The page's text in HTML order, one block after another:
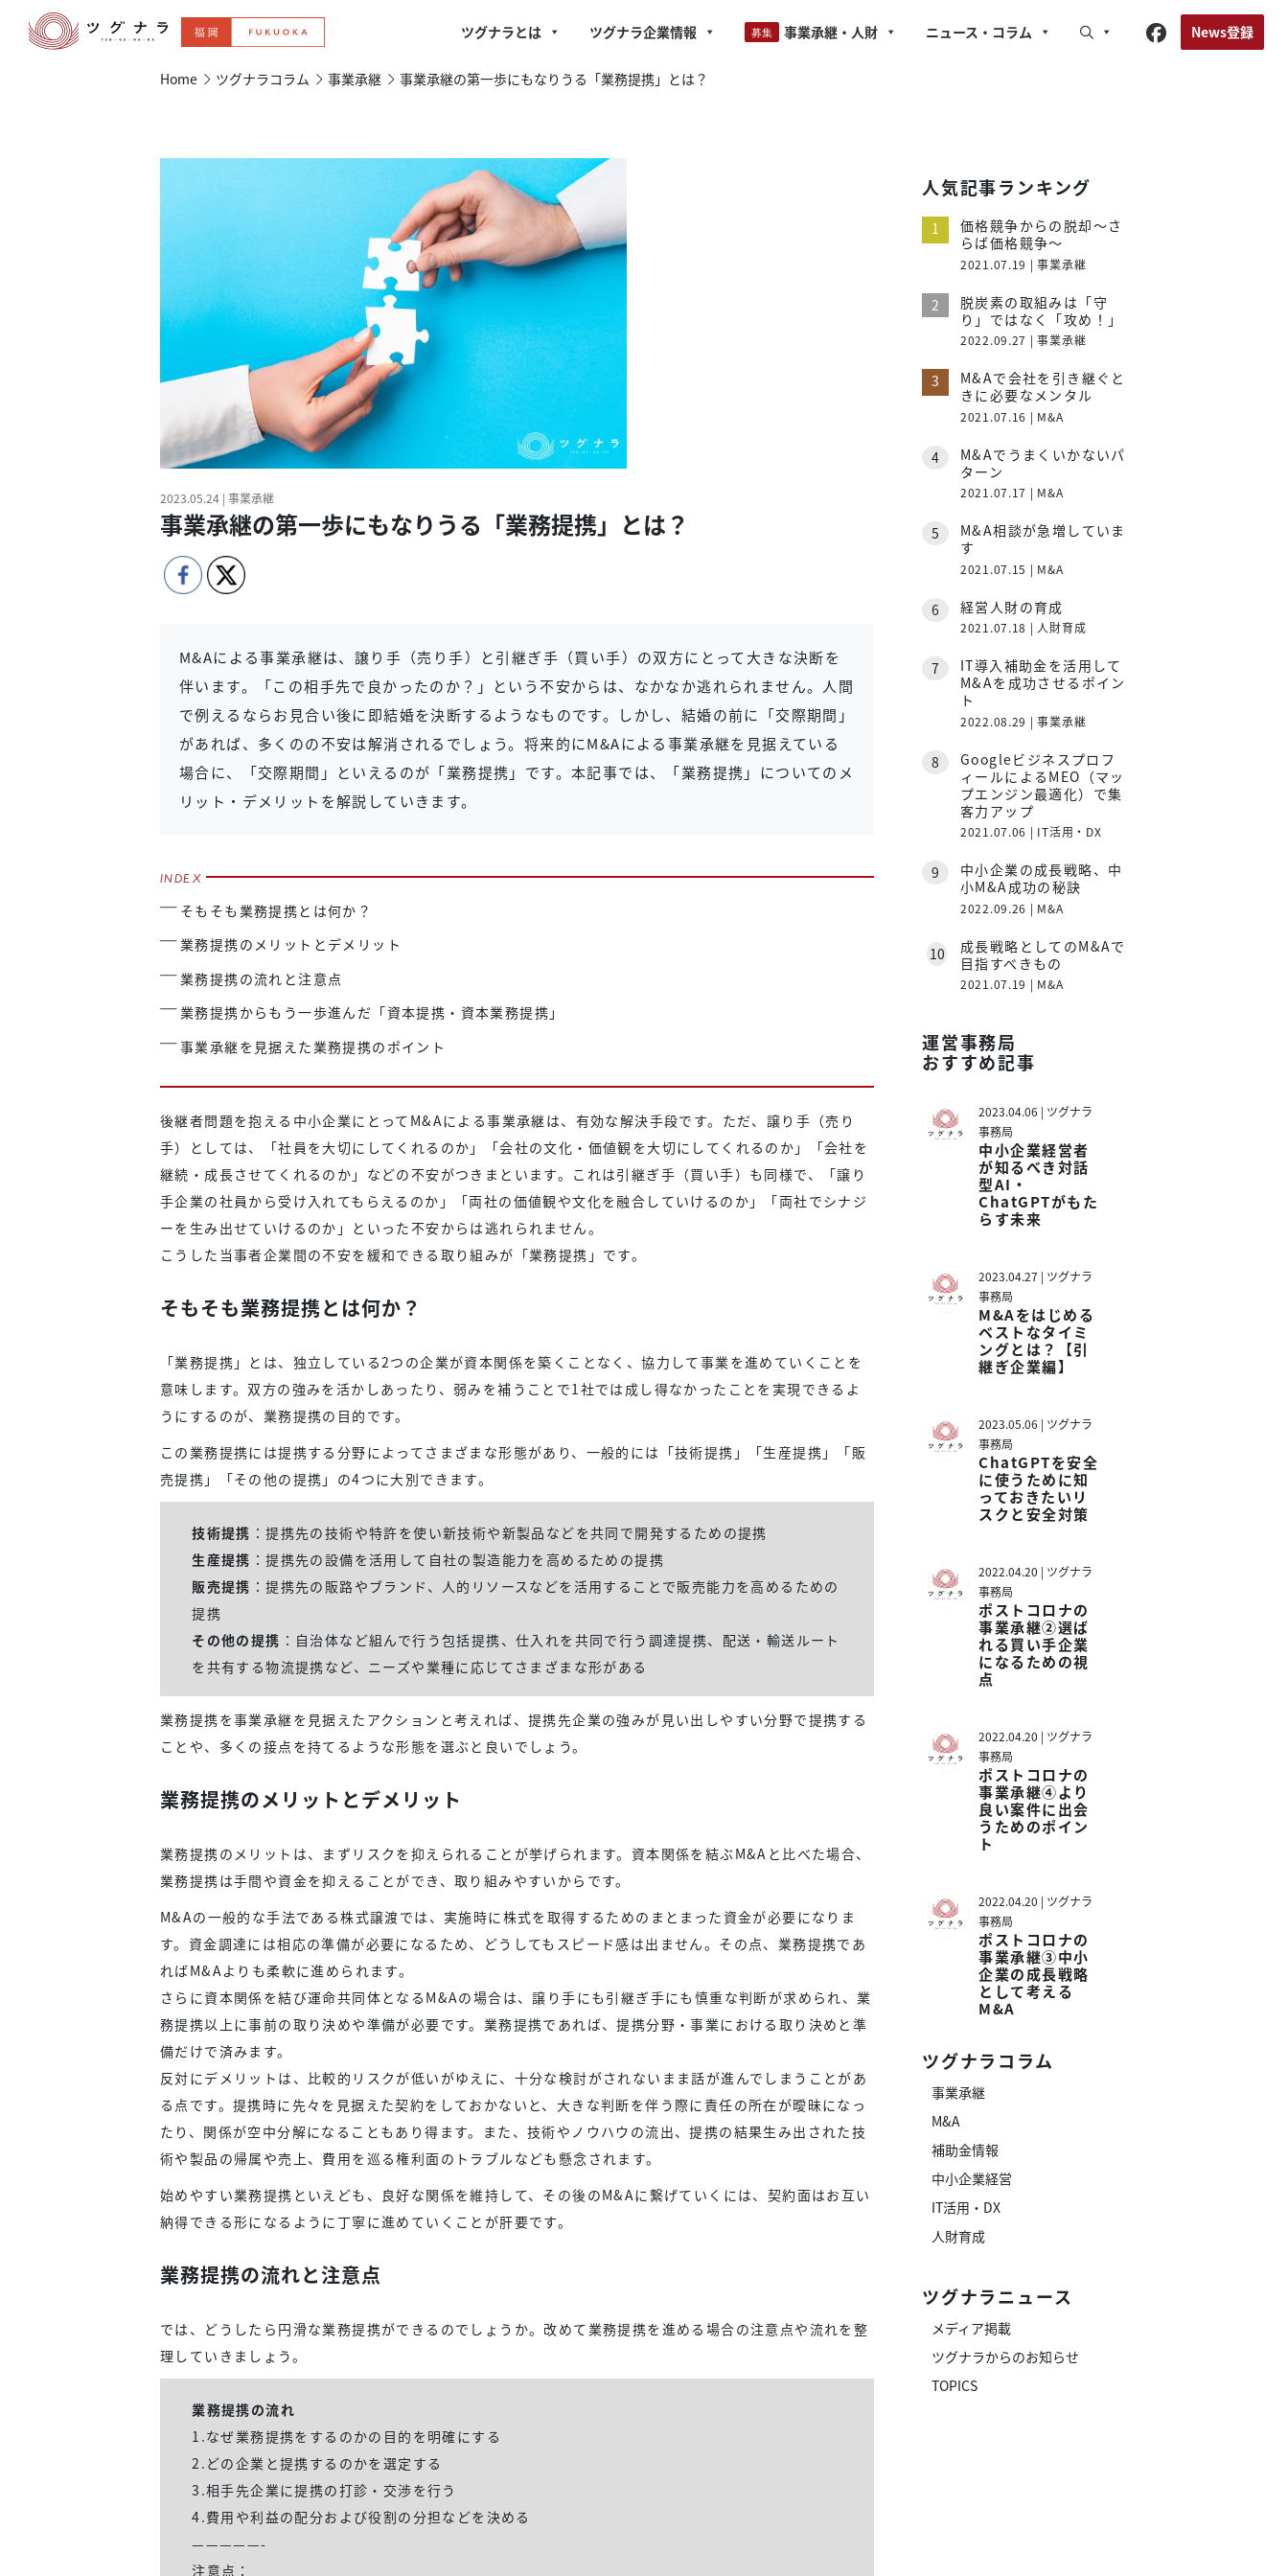
ツグナラとは ツグナラ企業情報 事業承継・人財 ニュース ・コラム News登録
Home ツグナラコラム 事業承継 事業承継の第一歩にもなりうる「業務提携」とは？
2023.05.24 | 事業承継
事業承継の第一歩にもなりうる「業務提携」とは？
M&Aによる事業承継は、譲り手（売り手）と引継ぎ手（買い手）の双方にとって大きな決断を
伴います。「この相手先で良かったのか？」という不安からは、なかなか逃れられません。人間
で例えるならお見合い後に即結婚を決断するようなものです。しかし、結婚の前に「交際期間」
があれば、多くのの不安は解消されるでしょう。将来的にM&Aによる事業承継を見据えている
場合に、「交際期間」といえるのが「業務提携」です。本記事では、「業務提携」についてのメ
リット・デメリットを解説していきます。
そもそも業務提携とは何か？
業務提携のメリットとデメリット
業務提携の流れと注意点
業務提携からもう一歩進んだ「資本提携・資本業務提携」
事業承継を見据えた業務提携のポイント
後継者問題を抱える中小企業にとってM&Aによる事業承継は、有効な解決手段です。ただ、譲り手（売り
手）としては、「社員を大切にしてくれるのか」「会社の文化・価値観を大切にしてくれるのか」「会社を
継続・成長させてくれるのか」などの不安がつきまといます。これは引継ぎ手（買い手）も同様で、「譲り
手企業の社員から受け入れてもらえるのか」「両社の価値観や文化を融合していけるのか」「両社でシナジ
ーを生み出せていけるのか」といった不安からは逃れられません。
こうした当事者企業間の不安を緩和できる取り組みが「業務提携」です。
そもそも業務提携とは何か？
「業務提携」とは、独立している2つの企業が資本関係を築くことなく、協力して事業を進めていくことを
意味します。双方の強みを活かしあったり、弱みを補うことで1社では成し得なかったことを実現できるよ
うにするのが、業務提携の目的です。
この業務提携には提携する分野によってさまざまな形態があり、一般的には「技術提携」「生産提携」「販
売提携」「その他の提携」の4つに大別できます。
技術提携 ：提携先の技術や特許を使い新技術や新製品などを共同で開発するための提携
生産提携 ：提携先の設備を活用して自社の製造能力を高めるための提携
販売提携 ：提携先の販路やブランド、人的リソースなどを活用することで販売能力を高めるための
提携
その他の提携 ：自治体など組んで行う包括提携、仕入れを共同で行う調達提携、配送・輸送ルート
を共有する物流提携など、ニーズや業種に応じてさまざまな形がある
業務提携を事業承継を見据えたアクションと考えれば、提携先企業の強みが見い出しやすい分野で提携する
ことや、多くの接点を持てるような形態を選ぶと良いでしょう。
業務提携のメリットとデメリット
業務提携のメリットは、まずリスクを抑えられることが挙げられます。資本関係を結ぶM&Aと比べた場合、
業務提携は手間や資金を抑えることができ、取り組みやすいからです。
M&Aの一般的な手法である株式譲渡では、実施時に株式を取得するためのまとまった資金が必要になりま
す。資金調達には相応の準備が必要になるため、どうしてもスピード感は出ません。その点、業務提携であ
ればM&Aよりも柔軟に進められます。
さらに資本関係を結び運命共同体となるM&Aの場合は、譲り手にも引継ぎ手にも慎重な判断が求められ、業
務提携以上に事前の取り決めや準備が必要です。業務提携であれば、提携分野・事業における取り決めと準
備だけで済みます。
反対にデメリットは、比較的リスクが低いがゆえに、十分な検討がされないまま話が進んでしまうことがあ
る点です。提携時に先々を見据えた契約をしておかないと、大きな判断を伴う際に責任の所在が曖昧になっ
たり、関係が空中分解になることもあり得ます。また、技術やノウハウの流出、提携の結果生み出された技
術や製品の帰属や売上、費用を巡る権利面のトラブルなども懸念されます。
始めやすい業務提携といえども、良好な関係を維持して、その後のM&Aに繋げていくには、契約面はお互い
納得できる形になるように丁寧に進めていくことが肝要です。
業務提携の流れと注意点
では、どうしたら円滑な業務提携ができるのでしょうか。改めて業務提携を進める場合の注意点や流れを整
理していきましょう。
業務提携の流れ
1.なぜ業務提携をするのかの目的を明確にする
2.どの企業と提携するのかを選定する
3.相手先企業に提携の打診・交渉を行う
4.費用や利益の配分および役割の分担などを決める
—————-
注意点：
人気記事ランキング
価格競争からの脱却〜さ
らば価格競争〜
2021.07.19 | 事業承継
脱炭素の取組みは「守
り」ではなく「攻め！」
2022.09.27 | 事業承継
M&Aで会社を引き継ぐと
きに必要なメンタル
2021.07.16 | M&A
M&Aでうまくいかないパ
ターン
2021.07.17 | M&A
M&A相談が急増していま
す
2021.07.15 | M&A
経営人財の育成
2021.07.18 | 人財育成
IT導入補助金を活用して
M&Aを成功させるポイン
ト
2022.08.29 | 事業承継
Googleビジネスプロフ
ィールによるMEO（マッ
プエンジン最適化）で集
客力アップ
2021.07.06 | IT活用・DX
中小企業の成長戦略、中
小M&A成功の秘訣
2022.09.26 | M&A
成長戦略としてのM&Aで
目指すべきもの
2021.07.19 | M&A
運営事務局
おすすめ記事
2023.04.06 | ツグナラ
事務局
中小企業経営者
が知るべき対話
型AI・
ChatGPTがもた
らす未来
2023.04.27 | ツグナラ
事務局
M&Aをはじめる
ベストなタイミ
ングとは？【引
継ぎ企業編】
2023.05.06 | ツグナラ
事務局
ChatGPTを安全
に使うために知
っておきたいリ
スクと安全対策
2022.04.20 | ツグナラ
事務局
ポストコロナの
事業承継②選ば
れる買い手企業
になるための視
点
2022.04.20 | ツグナラ
事務局
ポストコロナの
事業承継④より
良い案件に出会
うためのポイン
ト
2022.04.20 | ツグナラ
事務局
ポストコロナの
事業承継③中小
企業の成長戦略
として考える
M&A
ツグナラコラム
事業承継
M&A
補助金情報
中小企業経営
IT活用・DX
人財育成
ツグナラニュース
メディア掲載
ツグナラからのお知らせ
TOPICS